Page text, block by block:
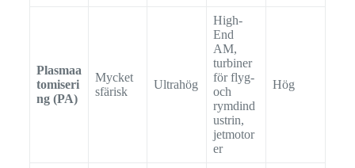
Plasmaa
tomiseri
ng (PA)
Mycket
sfärisk
Ultrahög
High-
End
AM,
turbiner
för flyg-
och
rymdind
ustrin,
jetmotor
er
Hög